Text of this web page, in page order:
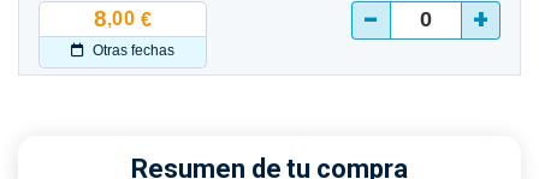
8,00 €
Otras fechas
- +
Resumen de tu compra